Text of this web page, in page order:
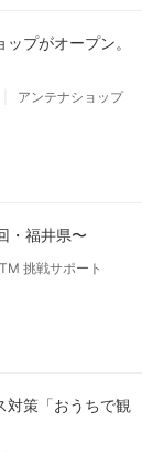
プがオープン。
アンテナショップ
・福井県〜
挑戦サポート
対策「おうちで観